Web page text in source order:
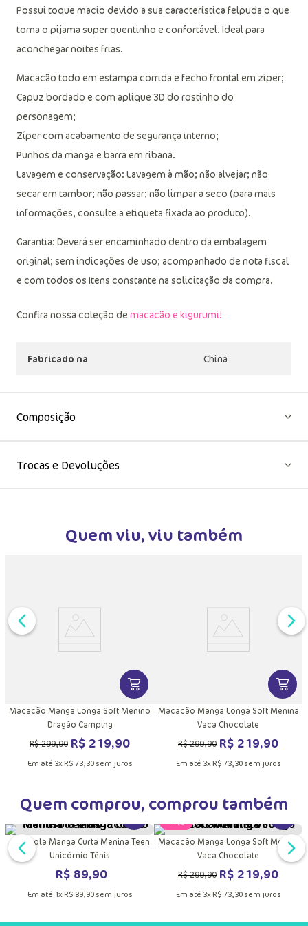
Possui toque macio devido a sua característica felpuda o que
torna o pijama super quentinho e confortável. Ideal para
aconchegar noites frias.
Macacão todo em estampa corrida e fecho frontal em zíper;
Capuz bordado e com aplique 3D do rostinho do
personagem;
Zíper com acabamento de segurança interno;
Punhos da manga e barra em ribana.
Lavagem e conservação: Lavagem à mão; não alvejar; não
secar em tambor; não passar; não limpar a seco (para mais
informações, consulte a etiqueta fixada ao produto).
Garantia: Deverá ser encaminhado dentro da embalagem
original; sem indicações de uso; acompanhado de nota fiscal
e com todos os Itens constante na solicitação da compra.
Confira nossa coleção de macacão e kigurumi!
Fabricado na China
Composição
Trocas e Devoluções
Quem viu, viu também
INFORMAÇÕES DO PRODUTOVER MAIS INFORMAÇÕES DO
Macacão Manga Longa Soft Menino
Dragão Camping
R$299,90 R$ 219,90
Em até 3x R$ 73,30sem juros
VER
Macacão Manga Longa Soft Menina
Vaca Chocolate
R$299,90 R$ 219,90
Em até 3x R$ 73,30sem juros
Quem comprou, comprou também